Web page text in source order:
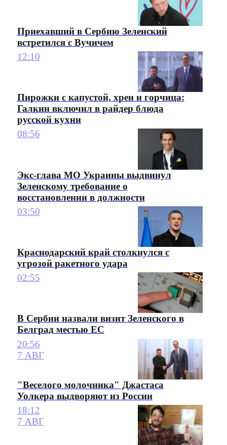
Приехавший в Сербию Зеленский
встретился с Вучичем
12:10
Пирожки с капустой, хрен и горчица:
Галкин включил в райдер блюда
русской кухни
08:56
Экс-глава МО Украины выдвинул
Зеленскому требование о
восстановлении в должности
03:50
Краснодарский край столкнулся с
угрозой ракетного удара
02:55
В Сербии назвали визит Зеленского в
Белград местью ЕС
20:56
7 АВГ
"Веселого молочника" Джастаса
Уолкера выдворяют из России
18:12
7 АВГ